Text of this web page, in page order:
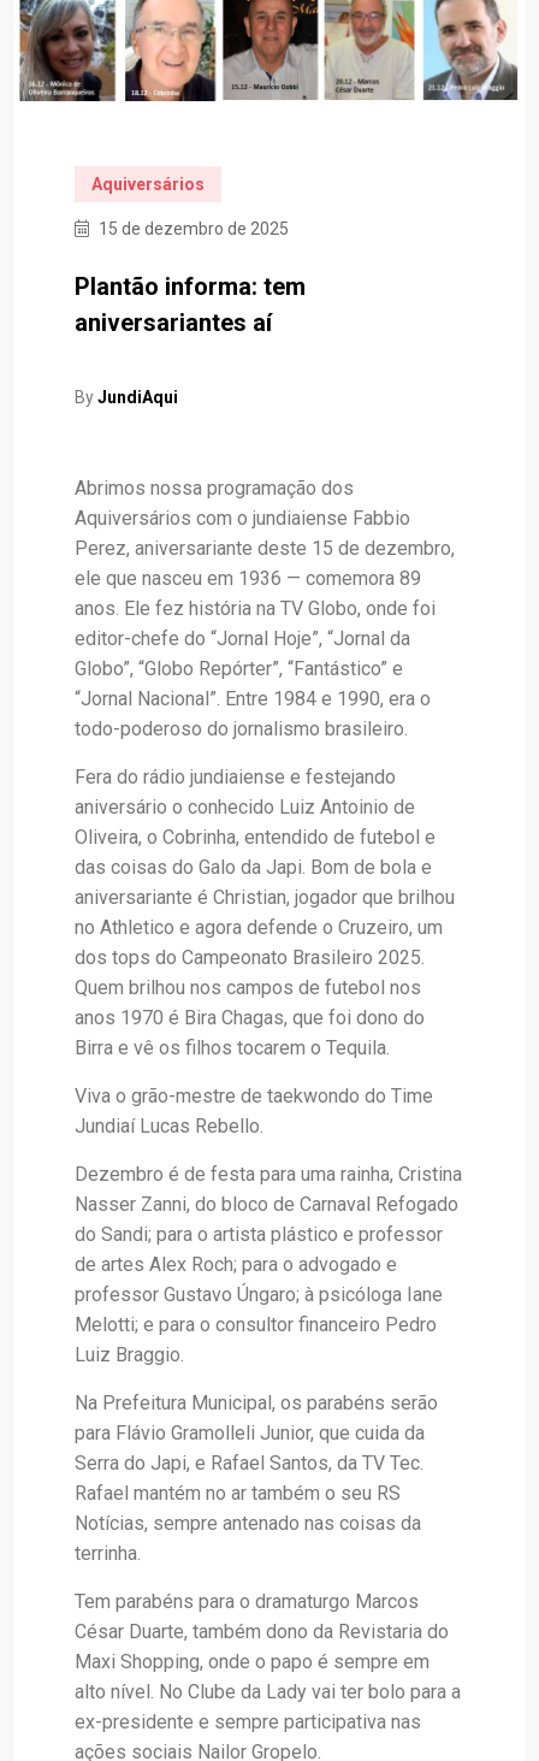
Aquiversários
15 de dezembro de 2025
Plantão informa: tem
aniversariantes aí
ByJundiAqui
Abrimos nossa programação dos
Aquiversários com o jundiaiense Fabbio
Perez, aniversariante deste 15 de dezembro,
ele que nasceu em 1936 — comemora 89
anos. Ele fez história na TV Globo, onde foi
editor-chefe do “Jornal Hoje”, “Jornal da
Globo”, “Globo Repórter”, “Fantástico” e
“Jornal Nacional”. Entre 1984 e 1990, era o
todo-poderoso do jornalismo brasileiro.
Fera do rádio jundiaiense e festejando
aniversário o conhecido Luiz Antoinio de
Oliveira, o Cobrinha, entendido de futebol e
das coisas do Galo da Japi. Bom de bola e
aniversariante é Christian, jogador que brilhou
no Athletico e agora defende o Cruzeiro, um
dos tops do Campeonato Brasileiro 2025.
Quem brilhou nos campos de futebol nos
anos 1970 é Bira Chagas, que foi dono do
Birra e vê os filhos tocarem o Tequila.
Viva o grão-mestre de taekwondo do Time
Jundiaí Lucas Rebello.
Dezembro é de festa para uma rainha, Cristina
Nasser Zanni, do bloco de Carnaval Refogado
do Sandi; para o artista plástico e professor
de artes Alex Roch; para o advogado e
professor Gustavo Úngaro; à psicóloga Iane
Melotti; e para o consultor financeiro Pedro
Luiz Braggio.
Na Prefeitura Municipal, os parabéns serão
para Flávio Gramolleli Junior, que cuida da
Serra do Japi, e Rafael Santos, da TV Tec.
Rafael mantém no ar também o seu RS
Notícias, sempre antenado nas coisas da
terrinha.
Tem parabéns para o dramaturgo Marcos
César Duarte, também dono da Revistaria do
Maxi Shopping, onde o papo é sempre em
alto nível. No Clube da Lady vai ter bolo para a
ex-presidente e sempre participativa nas
ações sociais Nailor Gropelo.